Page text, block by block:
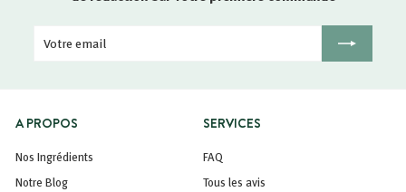
Votre
Inscription
A PROPOS
Nos Ingrédients
Notre Blog
SERVICES
FAQ
Tous les avis